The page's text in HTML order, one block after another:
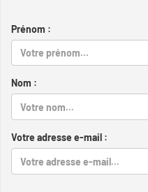
Prénom :
Nom :
Votre adresse e-mail :